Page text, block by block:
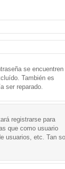
se encuentren
También es
ser reparado.
registrarse para
que como usuario
usuarios, etc. Tan